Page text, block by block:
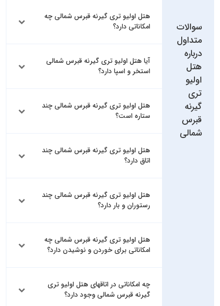
سوالات
متداول
درباره
هتل
اولیو
تری
گیرنه
قبرس
شمالی
هتل اولیو تری گیرنه قبرس شمالی چه
امکاناتی دارد؟
آیا هتل اولیو تری گیرنه قبرس شمالی
استخر و اسپا دارد؟
هتل اولیو تری گیرنه قبرس شمالی چند
ستاره است؟
هتل اولیو تری گیرنه قبرس شمالی چند
اتاق دارد؟
هتل اولیو تری گیرنه قبرس شمالی چند
رستوران و بار دارد؟
هتل اولیو تری گیرنه قبرس شمالی چه
امکاناتی برای خوردن و نوشیدن دارد؟
چه امکاناتی در اتاقهای هتل اولیو تری
گیرنه قبرس شمالی وجود دارد؟